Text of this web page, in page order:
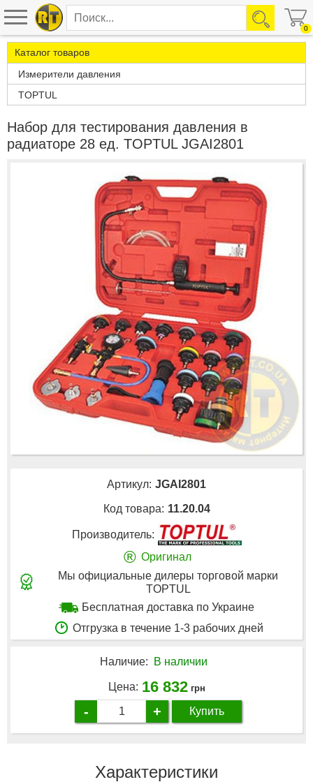
0
Каталог товаров
Измерители давления
TOPTUL
Набор для тестирования давления в
радиаторе 28 ед. TOPTUL JGAI2801
Артикул: JGAI2801
Код товара: 11.20.04
Производитель:
® Оригинал
Мы официальные дилеры торговой марки
TOPTUL
Бесплатная доставка по Украине
Отгрузка в течение 1-3 рабочих дней
Наличие: В наличии
Цена: 16 832 грн
- + Купить
Характеристики